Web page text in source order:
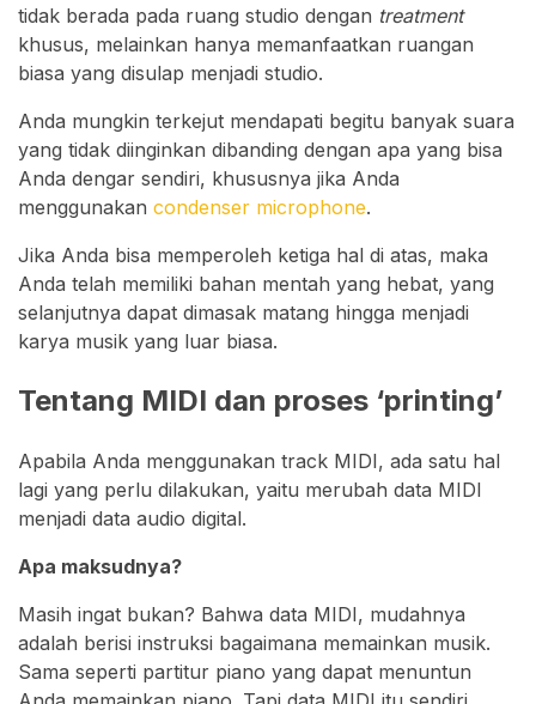
tidak berada pada ruang studio dengan treatment
khusus, melainkan hanya memanfaatkan ruangan
biasa yang disulap menjadi studio.
Anda mungkin terkejut mendapati begitu banyak suara
yang tidak diinginkan dibanding dengan apa yang bisa
Anda dengar sendiri, khususnya jika Anda
menggunakan condenser microphone.
Jika Anda bisa memperoleh ketiga hal di atas, maka
Anda telah memiliki bahan mentah yang hebat, yang
selanjutnya dapat dimasak matang hingga menjadi
karya musik yang luar biasa.
Tentang MIDI dan proses ‘printing’
Apabila Anda menggunakan track MIDI, ada satu hal
lagi yang perlu dilakukan, yaitu merubah data MIDI
menjadi data audio digital.
Apa maksudnya?
Masih ingat bukan? Bahwa data MIDI, mudahnya
adalah berisi instruksi bagaimana memainkan musik.
Sama seperti partitur piano yang dapat menuntun